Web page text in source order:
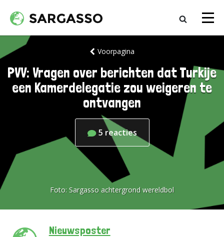
Voorpagina
PVV: Vragen over berichten dat Turkije
een Kamerdelegatie zou weigeren te
ontvangen
5 reacties
Foto: Sargasso achtergrond wereldbol
Nieuwsposter